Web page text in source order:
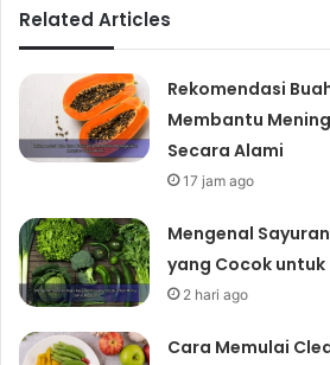
Related Articles
Rekomendasi
Membantu
Secara Alami
17 jam ago
Mengenal
yang Cocok untuk
2 hari ago
Cara Memulai